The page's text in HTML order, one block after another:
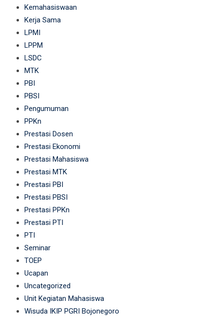
Kemahasiswaan
Kerja Sama
LPMI
LPPM
LSDC
MTK
PBI
PBSI
Pengumuman
PPKn
Prestasi Dosen
Prestasi Ekonomi
Prestasi Mahasiswa
Prestasi MTK
Prestasi PBI
Prestasi PBSI
Prestasi PPKn
Prestasi PTI
PTI
Seminar
TOEP
Ucapan
Uncategorized
Unit Kegiatan Mahasiswa
Wisuda IKIP PGRI Bojonegoro